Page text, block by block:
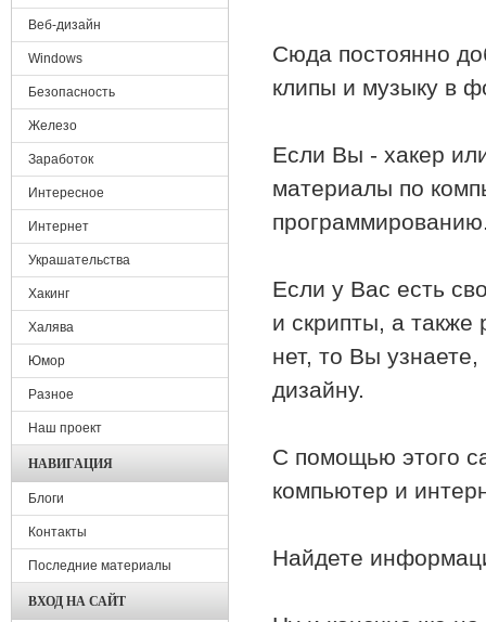
Сюда постоянно
клипы и музыку в
Если Вы - хакер
материалы по
Если у Вас есть
и скрипты, а также
нет, то Вы
дизайну.
С помощью этого
компьютер и
Найдете
Веб-дизайн
Windows
Безопасность
Железо
Заработок
Интересное
Интернет
Украшательства
Хакинг
Халява
Юмор
Разное
Наш проект
НАВИГАЦИЯ
Блоги
Контакты
Последние материалы
ВХОД НА САЙТ